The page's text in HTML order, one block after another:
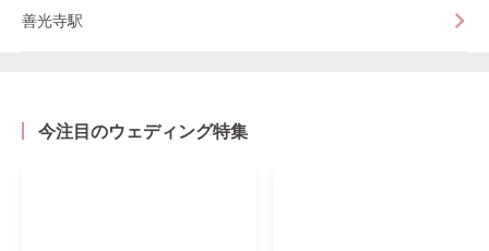
善光寺駅
今注目のウェディング特集